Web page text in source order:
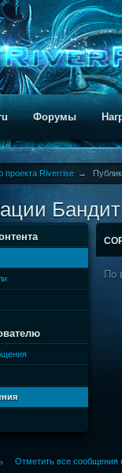
Форумы
проекта Riverrise →
Бандит
По
Отметить все сообщения